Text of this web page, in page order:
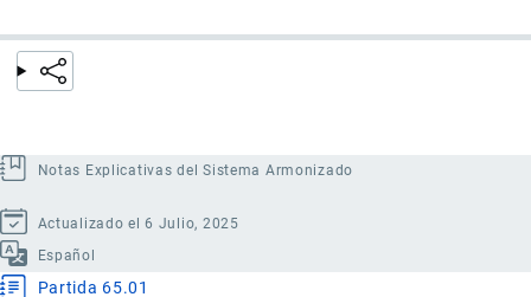
Notas Explicativas del Sistema Armonizado
Actualizado el 6 Julio, 2025
Español
Partida 65.01